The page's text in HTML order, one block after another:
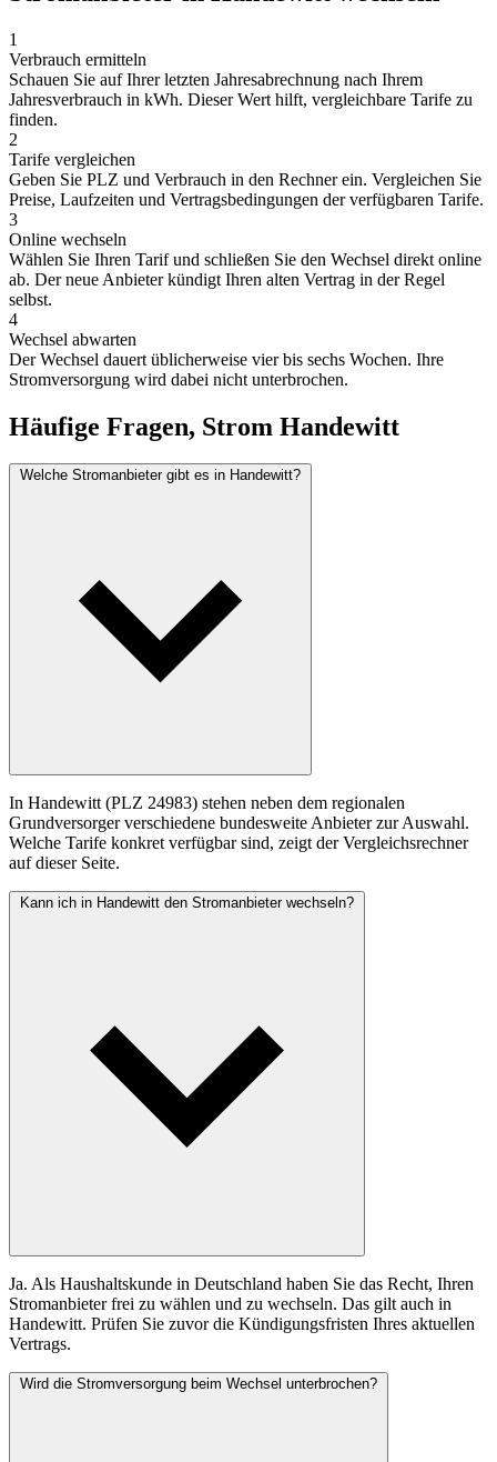
1
Verbrauch ermitteln
Schauen Sie auf Ihrer letzten Jahresabrechnung nach Ihrem
Jahresverbrauch in kWh. Dieser Wert hilft, vergleichbare Tarife zu
finden.
2
Tarife vergleichen
Geben Sie PLZ und Verbrauch in den Rechner ein. Vergleichen Sie
Preise, Laufzeiten und Vertragsbedingungen der verfügbaren Tarife.
3
Online wechseln
Wählen Sie Ihren Tarif und schließen Sie den Wechsel direkt online
ab. Der neue Anbieter kündigt Ihren alten Vertrag in der Regel
selbst.
4
Wechsel abwarten
Der Wechsel dauert üblicherweise vier bis sechs Wochen. Ihre
Stromversorgung wird dabei nicht unterbrochen.
Häufige Fragen, Strom Handewitt
Welche Stromanbieter gibt es in Handewitt?
In Handewitt (PLZ 24983) stehen neben dem regionalen
Grundversorger verschiedene bundesweite Anbieter zur Auswahl.
Welche Tarife konkret verfügbar sind, zeigt der Vergleichsrechner
auf dieser Seite.
Kann ich in Handewitt den Stromanbieter wechseln?
Ja. Als Haushaltskunde in Deutschland haben Sie das Recht, Ihren
Stromanbieter frei zu wählen und zu wechseln. Das gilt auch in
Handewitt. Prüfen Sie zuvor die Kündigungsfristen Ihres aktuellen
Vertrags.
Wird die Stromversorgung beim Wechsel unterbrochen?